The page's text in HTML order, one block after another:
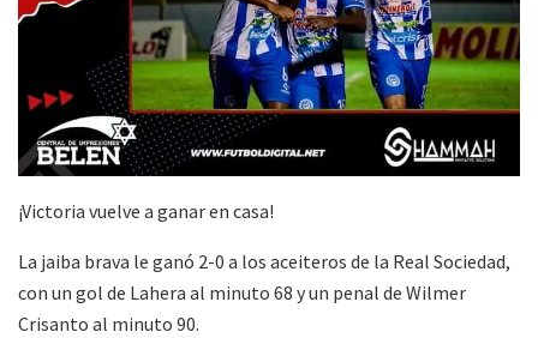
¡Victoria vuelve a ganar en casa!
La jaiba brava le ganó 2-0 a los aceiteros de la Real Sociedad,
con un gol de Lahera al minuto 68 y un penal de Wilmer
Crisanto al minuto 90.